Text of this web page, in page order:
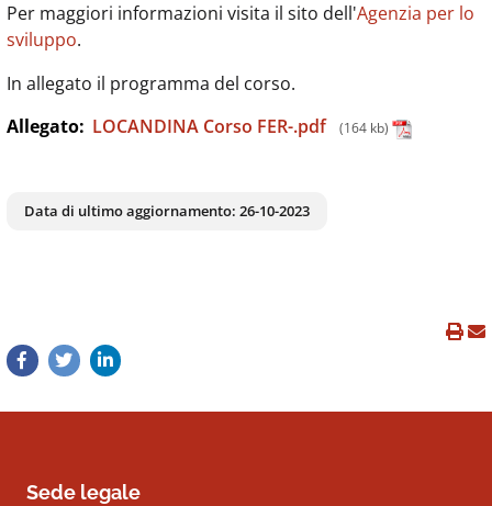
Per maggiori informazioni visita il sito dell'Agenzia per lo
sviluppo.
In allegato il programma del corso.
Allegato: LOCANDINA Corso FER-.pdf (164 kb)
Data di ultimo aggiornamento: 26-10-2023
Sede legale